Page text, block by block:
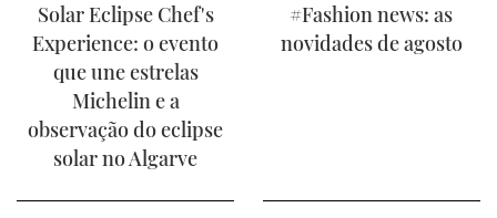
Solar Eclipse Chef's
Experience: o evento
que une estrelas
Michelin e a
observação do eclipse
solar no Algarve
#Fashion news: as
novidades de agosto